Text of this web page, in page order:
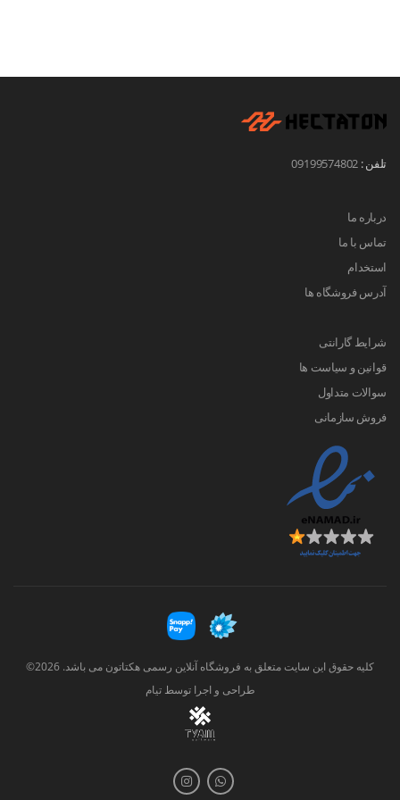
تلفن : 09199574802
درباره ما
تماس با ما
استخدام
آدرس فروشگاه ها
شرایط گارانتی
قوانین و سیاست ها
سوالات متداول
فروش سازمانی
کلیه حقوق این سایت متعلق به فروشگاه آنلاین رسمی هکتاتون می باشد. 2026©
طراحی و اجرا توسطتیام